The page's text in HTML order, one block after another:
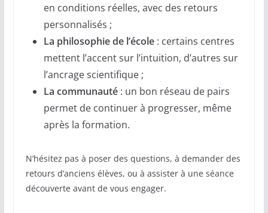
en conditions réelles, avec des retours
personnalisés ;
La philosophie de l’école: certains centres
mettent l’accent sur l’intuition, d’autres sur
l’ancrage scientifique ;
La communauté: un bon réseau de pairs
permet de continuer à progresser, même
après la formation.
N’hésitez pas à poser des questions, à demander des
retours d’anciens élèves, ou à assister à une séance
découverte avant de vous engager.